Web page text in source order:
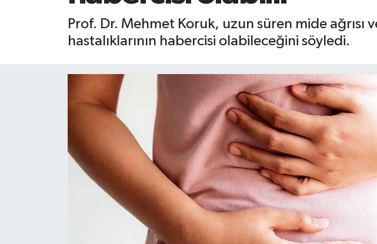
Prof. Dr. Mehmet Koruk, uzun süren mide ağrısı
hastalıklarının habercisi olabileceğini söyledi.
Gündem
Burç Yorumları